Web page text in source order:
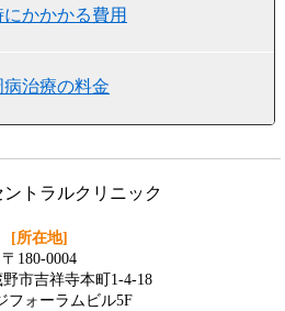
かかかる費用
病治療の料金
[所在地]
〒180-0004
市吉祥寺本町1-4-18
フォーラムビル5F